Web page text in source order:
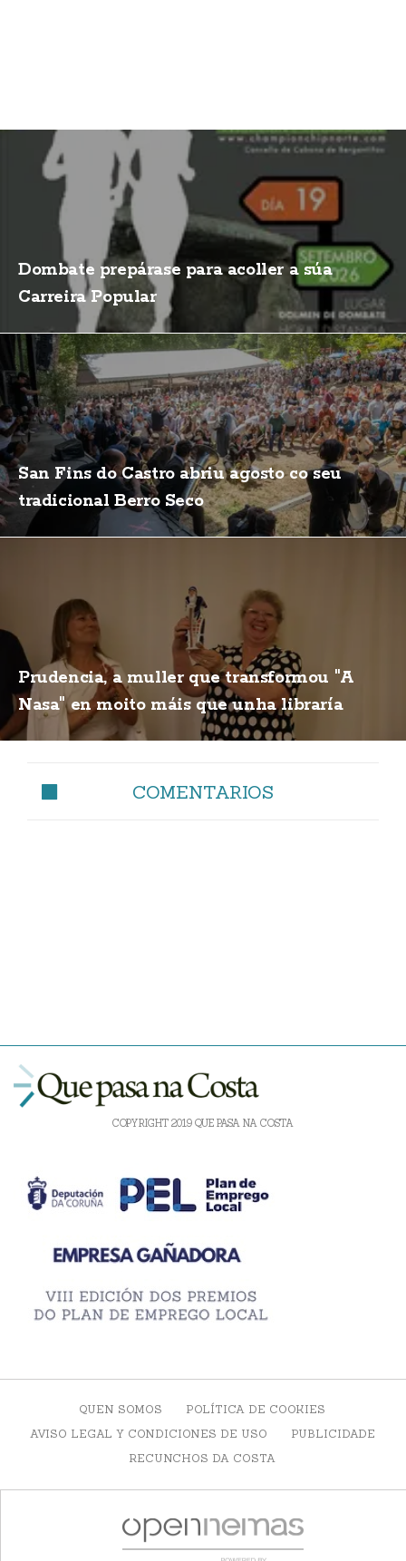
Dombate prepárase para acoller a súa
Carreira Popular
San Fins do Castro abriu agosto co seu
tradicional Berro Seco
Prudencia, a muller que transformou "A
Nasa" en moito máis que unha libraría
COMENTARIOS
COPYRIGHT 2019 QUE PASA NA COSTA
QUEN SOMOS
POLÍTICA DE COOKIES
AVISO LEGAL Y CONDICIONES DE USO
PUBLICIDADE
RECUNCHOS DA COSTA